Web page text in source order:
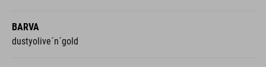
BARVA
dustyolive´n´gold